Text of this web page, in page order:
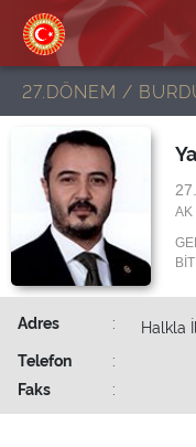
27.DÖNEM /
AK
Adres :
Halkla
Telefon
:
Faks
: